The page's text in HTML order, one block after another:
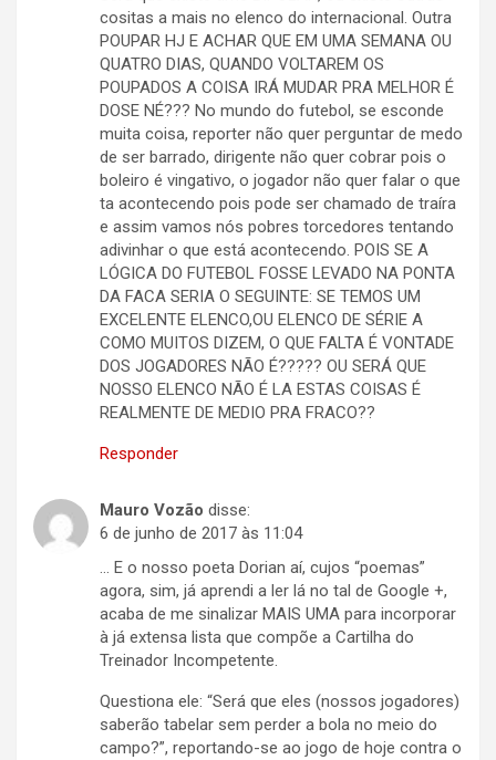
cositas a mais no elenco do internacional. Outra
POUPAR HJ E ACHAR QUE EM UMA SEMANA OU
QUATRO DIAS, QUANDO VOLTAREM OS
POUPADOS A COISA IRÁ MUDAR PRA MELHOR É
DOSE NÉ??? No mundo do futebol, se esconde
muita coisa, reporter não quer perguntar de medo
de ser barrado, dirigente não quer cobrar pois o
boleiro é vingativo, o jogador não quer falar o que
ta acontecendo pois pode ser chamado de traíra
e assim vamos nós pobres torcedores tentando
adivinhar o que está acontecendo. POIS SE A
LÓGICA DO FUTEBOL FOSSE LEVADO NA PONTA
DA FACA SERIA O SEGUINTE: SE TEMOS UM
EXCELENTE ELENCO,OU ELENCO DE SÉRIE A
COMO MUITOS DIZEM, O QUE FALTA É VONTADE
DOS JOGADORES NÃO É????? OU SERÁ QUE
NOSSO ELENCO NÃO É LA ESTAS COISAS É
REALMENTE DE MEDIO PRA FRACO??
Responder
Mauro Vozão disse:
6 de junho de 2017 às 11:04
… E o nosso poeta Dorian aí, cujos “poemas”
agora, sim, já aprendi a ler lá no tal de Google +,
acaba de me sinalizar MAIS UMA para incorporar
à já extensa lista que compõe a Cartilha do
Treinador Incompetente.
Questiona ele: “Será que eles (nossos jogadores)
saberão tabelar sem perder a bola no meio do
campo?”, reportando-se ao jogo de hoje contra o